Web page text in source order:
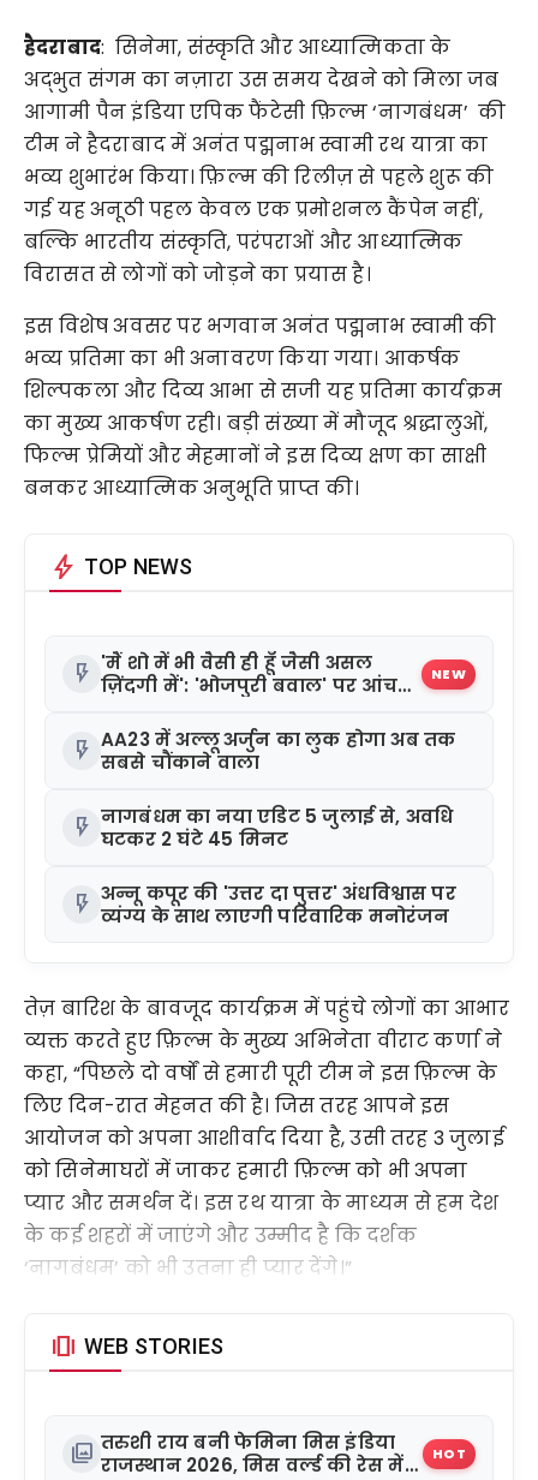
हैदराबाद: सिनेमा, संस्कृति और आध्यात्मिकता के
अद्भुत संगम का नज़ारा उस समय देखने को मिला जब
आगामी पैन इंडिया एपिक फैंटेसी फ़िल्म ‘नागबंधम’ की
टीम ने हैदराबाद में अनंत पद्मनाभ स्वामी रथ यात्रा का
भव्य शुभारंभ किया। फ़िल्म की रिलीज़ से पहले शुरू की
गई यह अनूठी पहल केवल एक प्रमोशनल कैंपेन नहीं,
बल्कि भारतीय संस्कृति, परंपराओं और आध्यात्मिक
विरासत से लोगों को जोड़ने का प्रयास है।
इस विशेष अवसर पर भगवान अनंत पद्मनाभ स्वामी की
भव्य प्रतिमा का भी अनावरण किया गया। आकर्षक
शिल्पकला और दिव्य आभा से सजी यह प्रतिमा कार्यक्रम
का मुख्य आकर्षण रही। बड़ी संख्या में मौजूद श्रद्धालुओं,
फिल्म प्रेमियों और मेहमानों ने इस दिव्य क्षण का साक्षी
बनकर आध्यात्मिक अनुभूति प्राप्त की।
bolt TOP NEWS
flash_on 'मैं शो में भी वैसी ही हूँ जैसी असल
ज़िंदगी में': 'भोजपुरी बवाल' पर आंचल
NEW
flash_on AA23 में अल्लू अर्जुन का लुक होगा अब तक
सबसे चौंकाने वाला
flash_on नागबंधम का नया एडिट 5 जुलाई से, अवधि
घटकर 2 घंटे 45 मिनट
flash_on अन्नू कपूर की 'उत्तर दा पुत्तर' अंधविश्वास पर
व्यंग्य के साथ लाएगी परिवारिक मनोरंजन
तेज़ बारिश के बावजूद कार्यक्रम में पहुंचे लोगों का आभार
व्यक्त करते हुए फ़िल्म के मुख्य अभिनेता वीराट कर्णा ने
कहा, “पिछले दो वर्षों से हमारी पूरी टीम ने इस फ़िल्म के
लिए दिन-रात मेहनत की है। जिस तरह आपने इस
आयोजन को अपना आशीर्वाद दिया है, उसी तरह 3 जुलाई
को सिनेमाघरों में जाकर हमारी फ़िल्म को भी अपना
प्यार और समर्थन दें। इस रथ यात्रा के माध्यम से हम देश
के कई शहरों में जाएंगे और उम्मीद है कि दर्शक
‘नागबंधम’ को भी उतना ही प्यार देंगे।”
amp_stories WEB STORIES
photo_library तरुशी राय बनी फेमिना मिस इंडिया
राजस्थान 2026, मिस वर्ल्ड की रेस में
HOT